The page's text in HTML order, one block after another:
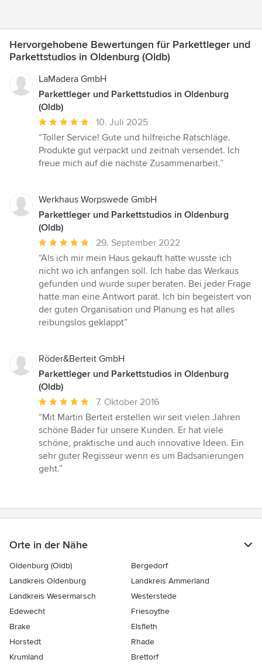
Hervorgehobene Bewertungen für Parkettleger und
Parkettstudios in Oldenburg (Oldb)
LaMadera GmbH
Parkettleger und Parkettstudios in Oldenburg
(Oldb)
Durchschnittliche
Bewertung:
5
von
10. Juli 2025
“Toller Service! Gute und hilfreiche Ratschläge.
Produkte gut verpackt und zeitnah versendet. Ich
freue mich auf die nächste Zusammenarbeit.”
Werkhaus Worpswede GmbH
Parkettleger und Parkettstudios in Oldenburg
(Oldb)
Durchschnittliche
Bewertung:
5
von
5
Sternen
29. September 2022
“Als ich mir mein Haus gekauft hatte wusste ich
nicht wo ich anfangen soll. Ich habe das Werkaus
gefunden und wurde super beraten. Bei jeder Frage
hatte man eine Antwort parat. Ich bin begeistert von
der guten Organisation und Planung es hat alles
reibungslos geklappt”
Röder&Berteit GmbH
Parkettleger und Parkettstudios in Oldenburg
(Oldb)
Durchschnittliche
Bewertung:
5
von
5
Sternen
7. Oktober 2016
“Mit Martin Berteit erstellen wir seit vielen Jahren
schöne Bäder für unsere Kunden. Er hat viele
schöne, praktische und auch innovative Ideen. Ein
sehr guter Regisseur wenn es um Badsanierungen
geht.”
Orte in der Nähe
Oldenburg (Oldb)
Bergedorf
Landkreis Oldenburg
Landkreis Ammerland
Landkreis Wesermarsch
Westerstede
Edewecht
Friesoythe
Brake
Elsfleth
Horstedt
Rhade
Krumland
Brettorf